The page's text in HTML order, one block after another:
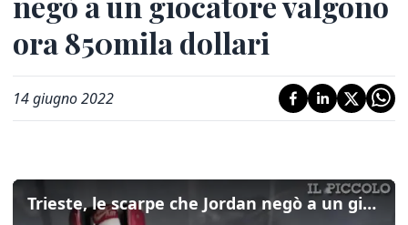
ora 850mila dollari
14 giugno 2022
Trieste, le scarpe che Jordan negò a un giocatore valgono ora 850mila dollari